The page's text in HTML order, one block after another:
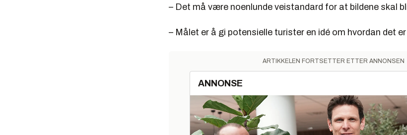
– Det må være noenlunde veistandard for at bildene skal
– Målet er å gi potensielle turister en idé om hvordan det
ARTIKKELEN FORTSETTER ETTER ANNONSEN
ANNONSE